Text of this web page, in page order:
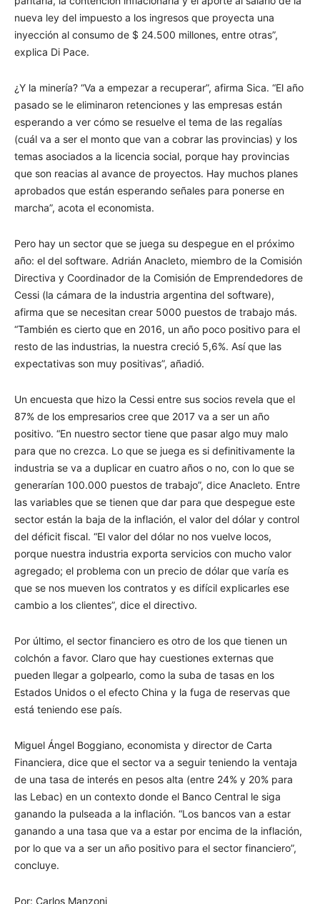
nueva ley del impuesto a los ingresos que proyecta una
inyección al consumo de $ 24.500 millones, entre otras”,
explica Di Pace.
¿Y la minería? “Va a empezar a recuperar”, afirma Sica. “El año
pasado se le eliminaron retenciones y las empresas están
esperando a ver cómo se resuelve el tema de las regalías
(cuál va a ser el monto que van a cobrar las provincias) y los
temas asociados a la licencia social, porque hay provincias
que son reacias al avance de proyectos. Hay muchos planes
aprobados que están esperando señales para ponerse en
marcha”, acota el economista.
Pero hay un sector que se juega su despegue en el próximo
año: el del software. Adrián Anacleto, miembro de la Comisión
Directiva y Coordinador de la Comisión de Emprendedores de
Cessi (la cámara de la industria argentina del software),
afirma que se necesitan crear 5000 puestos de trabajo más.
“También es cierto que en 2016, un año poco positivo para el
resto de las industrias, la nuestra creció 5,6%. Así que las
expectativas son muy positivas”, añadió.
Un encuesta que hizo la Cessi entre sus socios revela que el
87% de los empresarios cree que 2017 va a ser un año
positivo. “En nuestro sector tiene que pasar algo muy malo
para que no crezca. Lo que se juega es si definitivamente la
industria se va a duplicar en cuatro años o no, con lo que se
generarían 100.000 puestos de trabajo”, dice Anacleto. Entre
las variables que se tienen que dar para que despegue este
sector están la baja de la inflación, el valor del dólar y control
del déficit fiscal. “El valor del dólar no nos vuelve locos,
porque nuestra industria exporta servicios con mucho valor
agregado; el problema con un precio de dólar que varía es
que se nos mueven los contratos y es difícil explicarles ese
cambio a los clientes”, dice el directivo.
Por último, el sector financiero es otro de los que tienen un
colchón a favor. Claro que hay cuestiones externas que
pueden llegar a golpearlo, como la suba de tasas en los
Estados Unidos o el efecto China y la fuga de reservas que
está teniendo ese país.
Miguel Ángel Boggiano, economista y director de Carta
Financiera, dice que el sector va a seguir teniendo la ventaja
de una tasa de interés en pesos alta (entre 24% y 20% para
las Lebac) en un contexto donde el Banco Central le siga
ganando la pulseada a la inflación. “Los bancos van a estar
ganando a una tasa que va a estar por encima de la inflación,
por lo que va a ser un año positivo para el sector financiero”,
concluye.
Por: Carlos Manzoni